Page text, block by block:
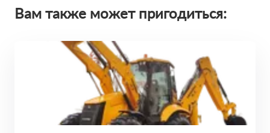
Вам также может пригодиться: